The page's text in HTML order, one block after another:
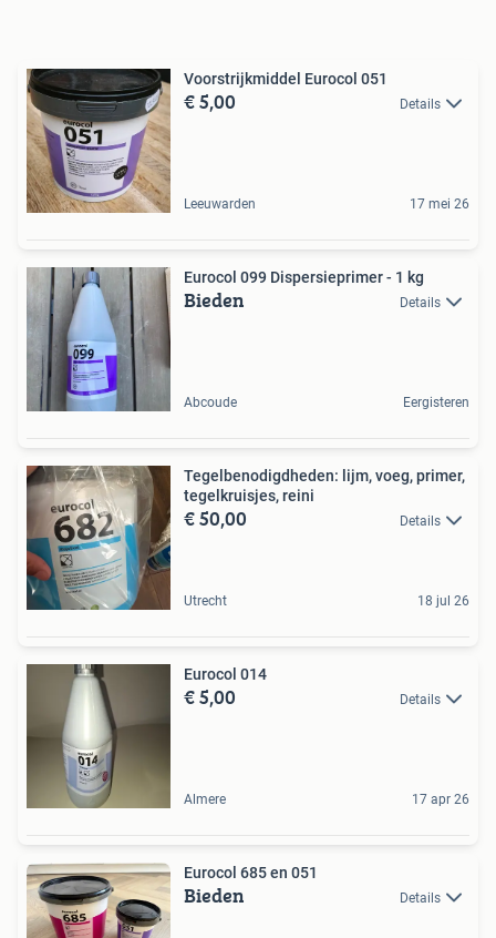
Voorstrijkmiddel Eurocol 051
€ 5,00 Details
Leeuwarden 17 mei 26
Eurocol 099 Dispersieprimer - 1 kg
Bieden Details
Abcoude Eergisteren
Tegelbenodigdheden: lijm, voeg, primer,
tegelkruisjes, reini
€ 50,00 Details
Utrecht 18 jul 26
Eurocol 014
€ 5,00 Details
Almere 17 apr 26
Eurocol 685 en 051
Bieden Details